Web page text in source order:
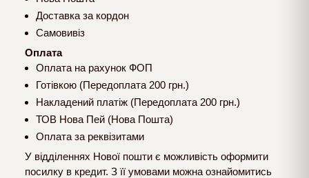
Доставка за кордон
Самовивіз
Оплата
Оплата на рахунок ФОП
Готівкою (Передоплата 200 грн.)
Накладений платіж (Передоплата 200 грн.)
ТОВ Нова Пей (Нова Пошта)
Оплата за реквізитами
У відділеннях Нової пошти є можливість оформити
посилку в кредит. З її умовами можна ознайомитись